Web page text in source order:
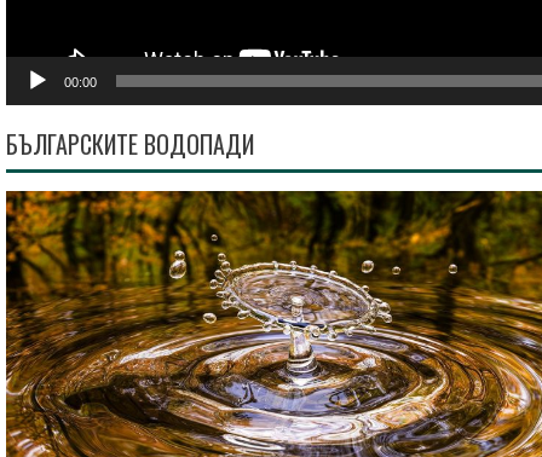
00:00
БЪЛГАРСКИТЕ ВОДОПАДИ